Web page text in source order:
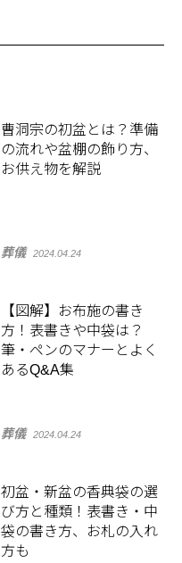
曹洞宗の初盆とは？準備
の流れや盆棚の飾り方、
お供え物を解説
葬儀 2024.04.24
【図解】お布施の書き
方！表書きや中袋は？
筆・ペンのマナーとよく
あるQ&A集
葬儀 2024.04.24
初盆・新盆の香典袋の選
び方と種類！表書き・中
袋の書き方、お札の入れ
方も